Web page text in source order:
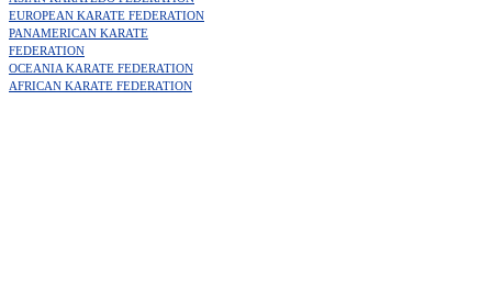
EUROPEAN KARATE FEDERATION
PANAMERICAN KARATE
FEDERATION
OCEANIA KARATE FEDERATION
AFRICAN KARATE FEDERATION